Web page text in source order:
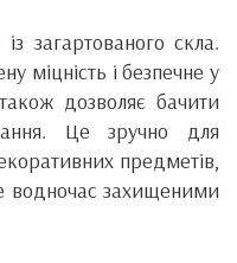
загартованого скла.
міцність і безпечне у
дозволяє бачити
Це зручно для
предметів,
водночас захищеними